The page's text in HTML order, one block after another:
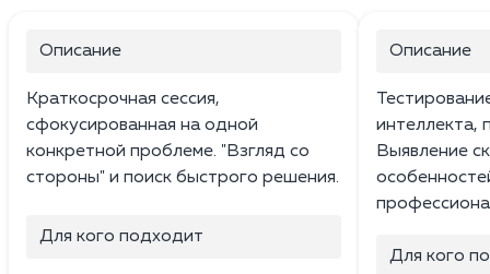
Описание
Краткосрочная сессия,
сфокусированная на одной
конкретной проблеме. "Взгляд со
стороны" и поиск быстрого решения.
Для кого подходит
Описание
интеллекта,
Выявление
Для кого